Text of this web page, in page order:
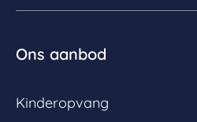
Ons aanbod
Kinderopvang